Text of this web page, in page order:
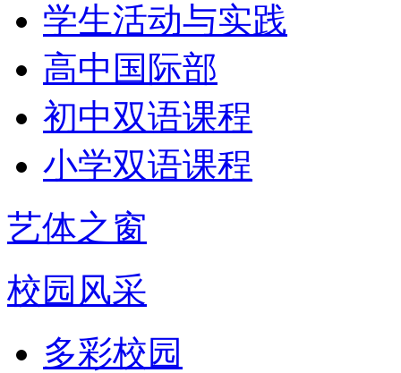
学生活动与实践
高中国际部
初中双语课程
小学双语课程
艺体之窗
校园风采
多彩校园